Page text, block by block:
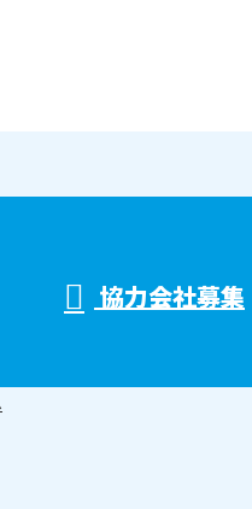
協力会社募集